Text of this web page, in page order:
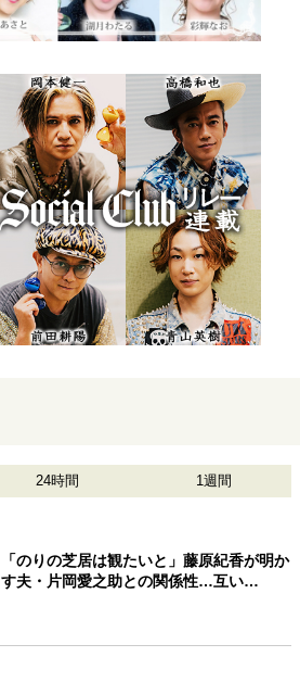
24時間 1週間
「のりの芝居は観たいと」藤原紀香が明か
す夫・片岡愛之助との関係性…互い…